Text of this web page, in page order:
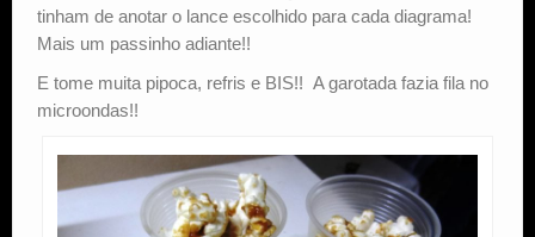
tinham de anotar o lance escolhido para cada diagrama!
Mais um passinho adiante!!
E tome muita pipoca, refris e BIS!! A garotada fazia fila no
microondas!!